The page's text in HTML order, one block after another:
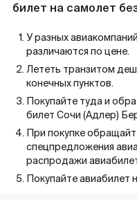
билет на самолет
У разных
различаются по цене.
Лететь транзитом
конечных пунктов.
Покупайте туда и
билет Сочи (Адлер)
При покупке
спецпредложения
распродажи
Покупайте авиабилет